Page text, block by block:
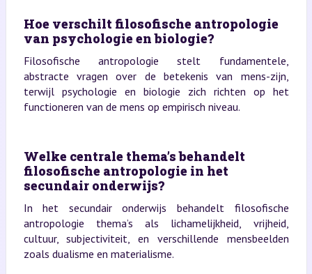
Hoe verschilt filosofische antropologie
van psychologie en biologie?
Filosofische antropologie stelt fundamentele,
abstracte vragen over de betekenis van mens-zijn,
terwijl psychologie en biologie zich richten op het
functioneren van de mens op empirisch niveau.
Welke centrale thema’s behandelt
filosofische antropologie in het
secundair onderwijs?
In het secundair onderwijs behandelt filosofische
antropologie thema’s als lichamelijkheid, vrijheid,
cultuur, subjectiviteit, en verschillende mensbeelden
zoals dualisme en materialisme.